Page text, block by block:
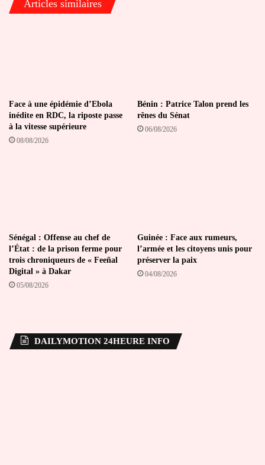
12
Articles similaires
Face à une épidémie d’Ebola
inédite en RDC, la riposte passe
à la vitesse supérieure
08/08/2026
Bénin : Patrice Talon prend les
rênes du Sénat
06/08/2026
Sénégal : Offense au chef de
l’État : de la prison ferme pour
trois chroniqueurs de « Feeñal
Digital » à Dakar
05/08/2026
Guinée : Face aux rumeurs,
l’armée et les citoyens unis pour
préserver la paix
04/08/2026
DAILYMOTION 24HEURE INFO